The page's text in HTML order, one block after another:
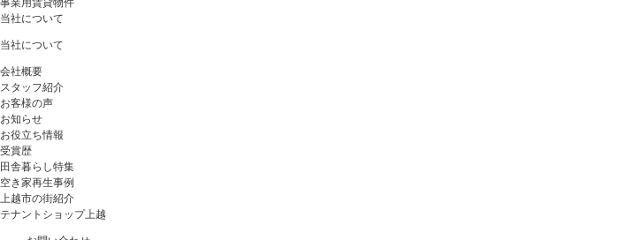
事業用賃貸物件
当社について
当社について
会社概要
スタッフ紹介
お客様の声
お知らせ
お役立ち情報
受賞歴
田舎暮らし特集
空き家再生事例
上越市の街紹介
テナントショップ上越